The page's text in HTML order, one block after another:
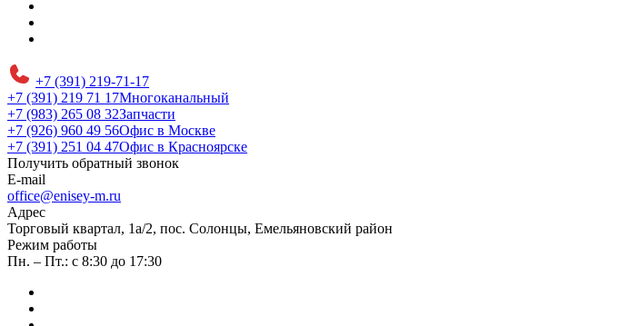
+7 (391) 219-71-17
+7 (391) 219 71 17Многоканальный
+7 (983) 265 08 32Запчасти
+7 (926) 960 49 56Офис в Москве
+7 (391) 251 04 47Офис в Красноярске
Получить обратный звонок
E-mail
office@enisey-m.ru
Адрес
​Торговый квартал, 1а/2, пос. Солонцы, Емельяновский район
Режим работы
Пн. – Пт.: с 8:30 до 17:30